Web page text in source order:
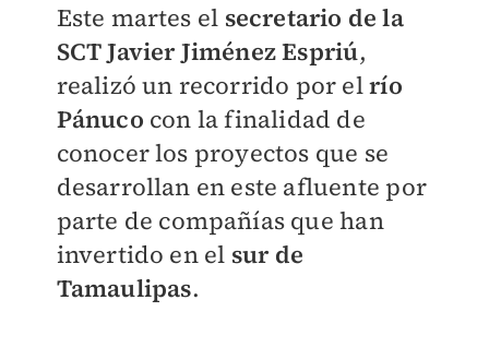
Este martes el secretario de la
SCT Javier Jiménez Espriú,
realizó un recorrido por elrío
Pánuco con la finalidad de
conocer los proyectos que se
desarrollan en este afluente por
parte de compañías que han
invertido en el sur de
Tamaulipas.